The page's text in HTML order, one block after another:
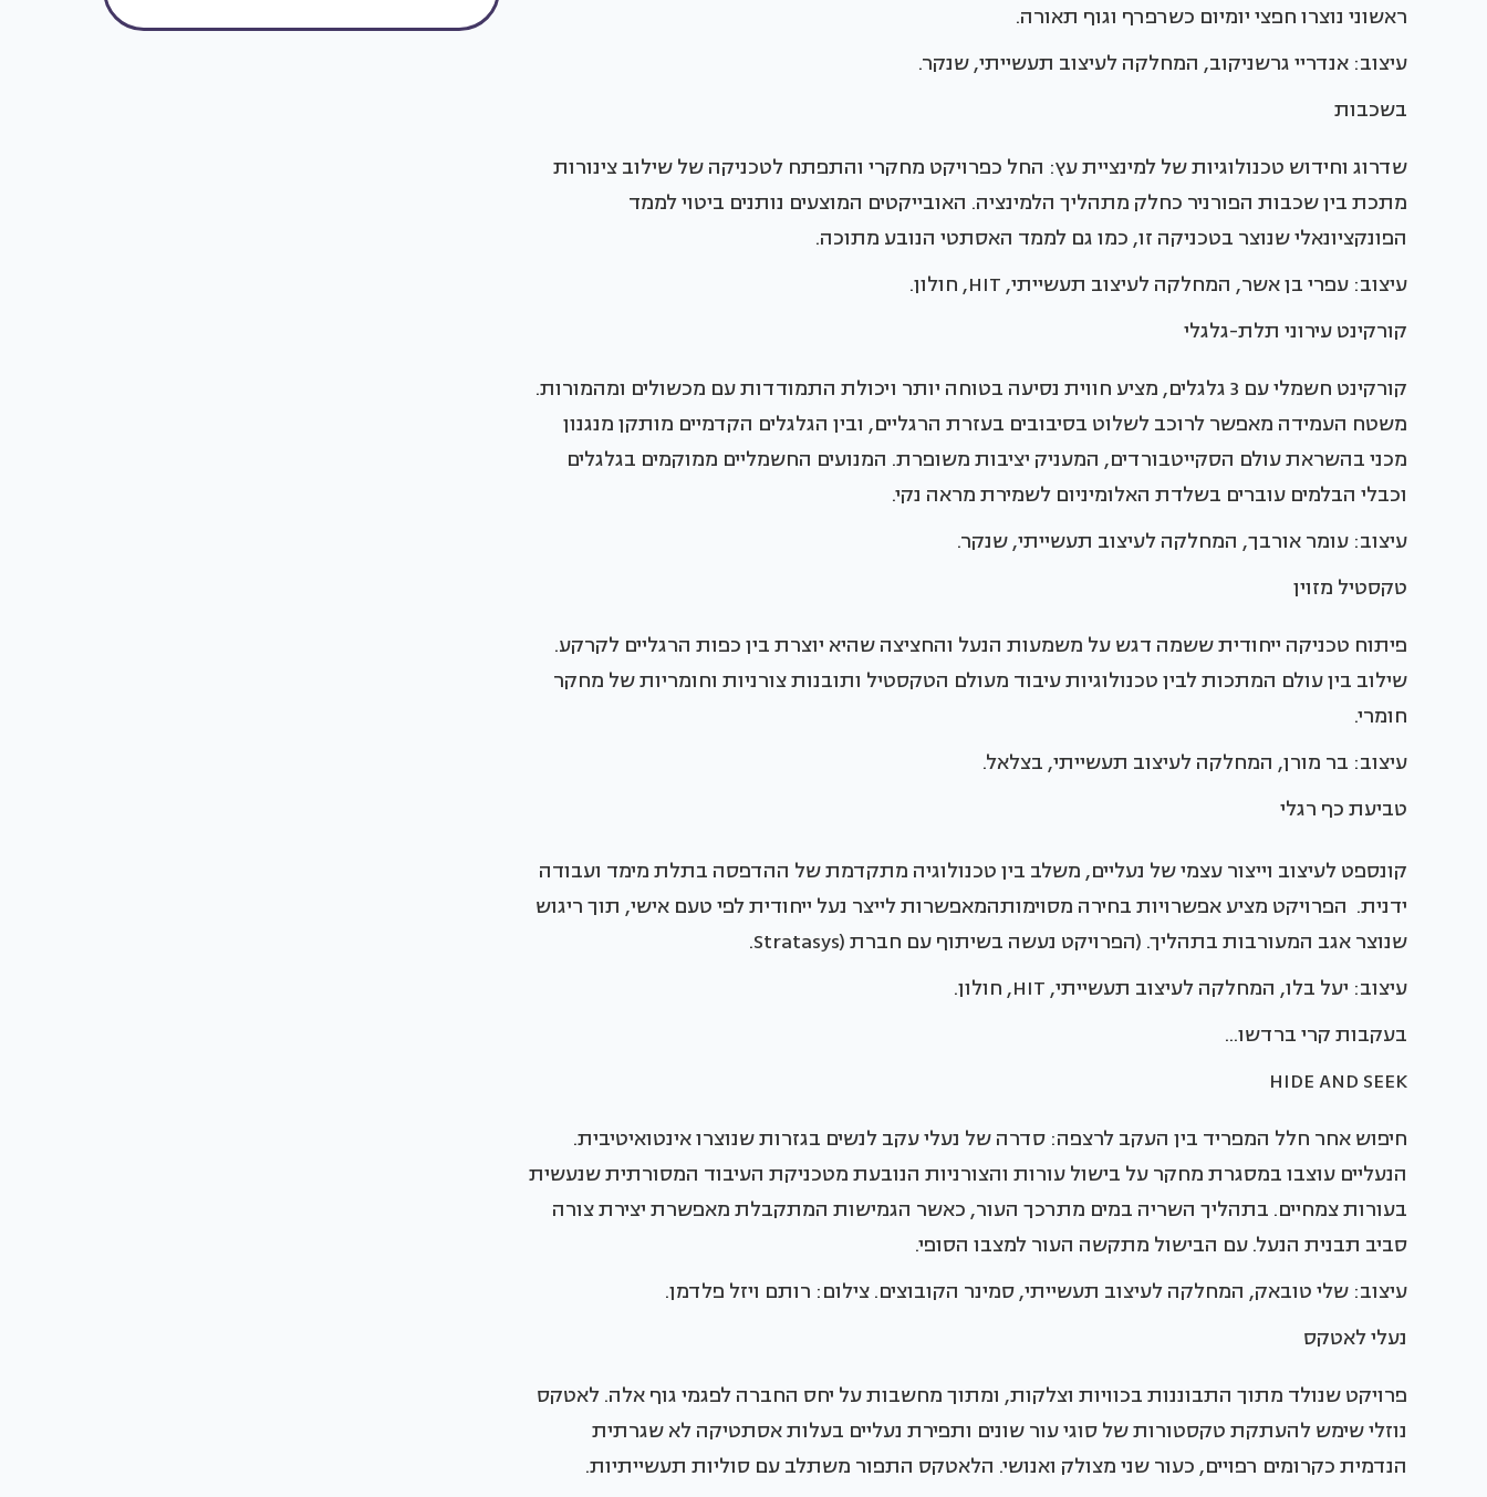
ראשוני נוצרו חפצי יומיום כשרפרף וגוף תאורה.
עיצוב: אנדריי גרשניקוב, המחלקה לעיצוב תעשייתי, שנקר.
בשכבות
שדרוג וחידוש טכנולוגיות של למינציית עץ: החל כפרויקט מחקרי והתפתח לטכניקה של שילוב צינורות
מתכת בין שכבות הפורניר כחלק מתהליך הלמינציה. האובייקטים המוצעים נותנים ביטוי לממד
הפונקציונאלי שנוצר בטכניקה זו, כמו גם לממד האסתטי הנובע מתוכה.
עיצוב: עפרי בן אשר, המחלקה לעיצוב תעשייתי, HIT, חולון.
קורקינט עירוני תלת-גלגלי
קורקינט חשמלי עם 3 גלגלים, מציע חווית נסיעה בטוחה יותר ויכולת התמודדות עם מכשולים ומהמורות.
משטח העמידה מאפשר לרוכב לשלוט בסיבובים בעזרת הרגליים, ובין הגלגלים הקדמיים מותקן מנגנון
מכני בהשראת עולם הסקייטבורדים, המעניק יציבות משופרת. המנועים החשמליים ממוקמים בגלגלים
וכבלי הבלמים עוברים בשלדת האלומיניום לשמירת מראה נקי.
עיצוב: עומר אורבך, המחלקה לעיצוב תעשייתי, שנקר.
טקסטיל מזוין
פיתוח טכניקה ייחודית ששמה דגש על משמעות הנעל והחציצה שהיא יוצרת בין כפות הרגליים לקרקע.
שילוב בין עולם המתכות לבין טכנולוגיות עיבוד מעולם הטקסטיל ותובנות צורניות וחומריות של מחקר
חומרי.
עיצוב: בר מורן, המחלקה לעיצוב תעשייתי, בצלאל.
טביעת כף רגלי
קונספט לעיצוב וייצור עצמי של נעליים, משלב בין טכנולוגיה מתקדמת של ההדפסה בתלת מימד ועבודה
ידנית. הפרויקט מציע אפשרויות בחירה מסוימותהמאפשרות לייצר נעל ייחודית לפי טעם אישי, תוך ריגוש
שנוצר אגב המעורבות בתהליך. (הפרויקט נעשה בשיתוף עם חברת (Stratasys.
עיצוב: יעל בלו, המחלקה לעיצוב תעשייתי, HIT, חולון.
בעקבות קרי ברדשו...
HIDE AND SEEK
חיפוש אחר חלל המפריד בין העקב לרצפה: סדרה של נעלי עקב לנשים בגזרות שנוצרו אינטואיטיבית.
הנעליים עוצבו במסגרת מחקר על בישול עורות והצורניות הנובעת מטכניקת העיבוד המסורתית שנעשית
בעורות צמחיים. בתהליך השריה במים מתרכך העור, כאשר הגמישות המתקבלת מאפשרת יצירת צורה
סביב תבנית הנעל. עם הבישול מתקשה העור למצבו הסופי.
עיצוב: שלי טובאק, המחלקה לעיצוב תעשייתי, סמינר הקובוצים. צילום: רותם ויזל פלדמן.
נעלי לאטקס
פרויקט שנולד מתוך התבוננות בכוויות וצלקות, ומתוך מחשבות על יחס החברה לפגמי גוף אלה. לאטקס
נוזלי שימש להעתקת טקסטורות של סוגי עור שונים ותפירת נעליים בעלות אסתטיקה לא שגרתית
הנדמית כקרומים רפויים, כעור שני מצולק ואנושי. הלאטקס התפור משתלב עם סוליות תעשייתיות.